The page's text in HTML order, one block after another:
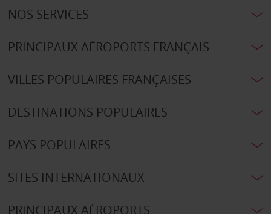
NOS SERVICES
PRINCIPAUX AÉROPORTS FRANÇAIS
VILLES POPULAIRES FRANÇAISES
DESTINATIONS POPULAIRES
PAYS POPULAIRES
SITES INTERNATIONAUX
PRINCIPAUX AÉROPORTS